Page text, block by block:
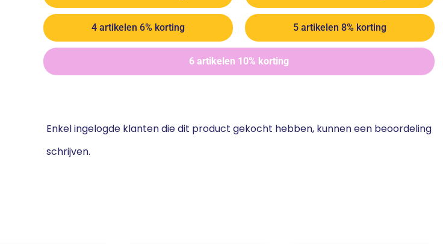
4 artikelen 6% korting 5 artikelen 8% korting
6 artikelen 10% korting
Enkel ingelogde klanten die dit product gekocht hebben, kunnen een beoordeling
schrijven.